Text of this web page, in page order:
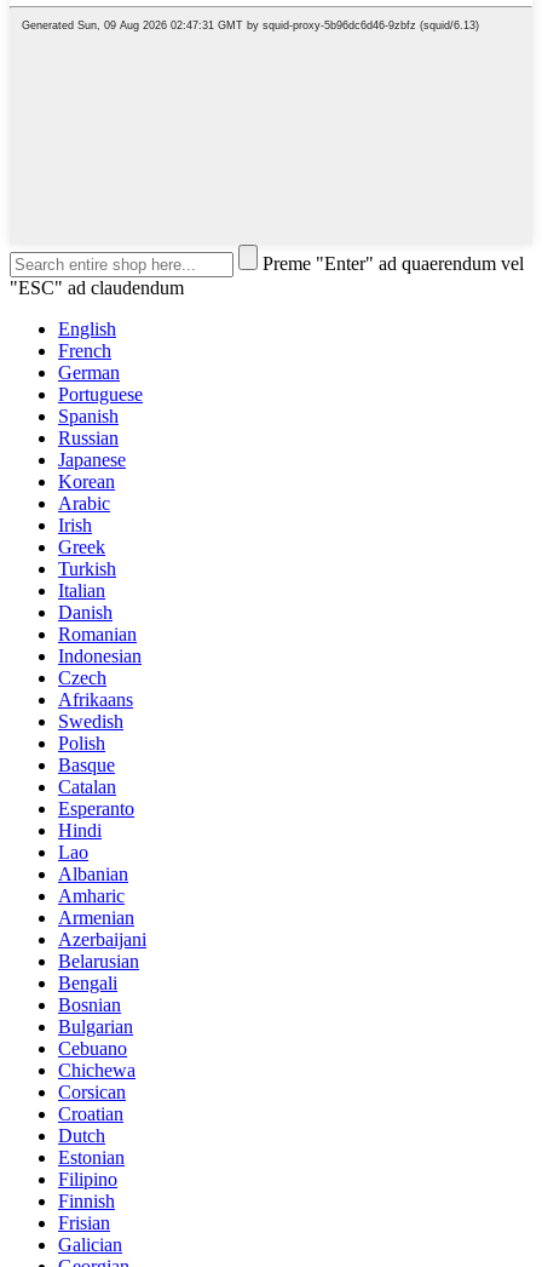
Preme "Enter" ad quaerendum vel
"ESC" ad claudendum
English
French
German
Portuguese
Spanish
Russian
Japanese
Korean
Arabic
Irish
Greek
Turkish
Italian
Danish
Romanian
Indonesian
Czech
Afrikaans
Swedish
Polish
Basque
Catalan
Esperanto
Hindi
Lao
Albanian
Amharic
Armenian
Azerbaijani
Belarusian
Bengali
Bosnian
Bulgarian
Cebuano
Chichewa
Corsican
Croatian
Dutch
Estonian
Filipino
Finnish
Frisian
Galician